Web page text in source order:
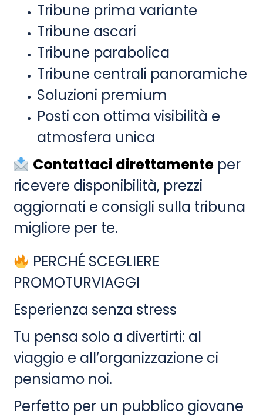
Tribune prima variante
Tribune ascari
Tribune parabolica
Tribune centrali panoramiche
Soluzioni premium
Posti con ottima visibilità e
atmosfera unica
Contattaci direttamenteper
ricevere disponibilità, prezzi
aggiornati e consigli sulla tribuna
migliore per te.
PERCHÉ SCEGLIERE
PROMOTURVIAGGI
Esperienza senza stress
Tu pensa solo a divertirti: al
viaggio e all’organizzazione ci
pensiamo noi.
Perfetto per un pubblico giovane